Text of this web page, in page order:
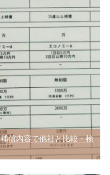
償内容で他社と比較・検